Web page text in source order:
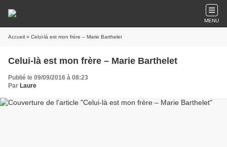
MENU
Accueil » Celui-là est mon frère – Marie Barthelet
Celui-là est mon frère – Marie Barthelet
Publié le 09/09/2016 à 08:23
Par Laure